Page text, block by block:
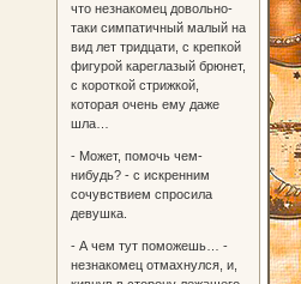
что незнакомец довольно-
таки симпатичный малый на
вид лет тридцати, с крепкой
фигурой кареглазый брюнет,
с короткой стрижкой,
которая очень ему даже
шла…
- Может, помочь чем-
нибудь? - с искренним
сочувствием спросила
девушка.
- А чем тут поможешь… -
незнакомец отмахнулся, и,